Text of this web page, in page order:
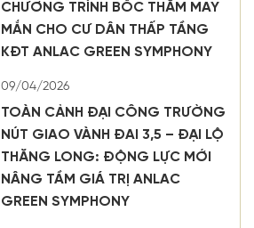
CHƯƠNG TRÌNH BỐC THĂM MAY
MẮN CHO CƯ DÂN THẤP TẦNG
KĐT ANLAC GREEN SYMPHONY
09/04/2026
TOÀN CẢNH ĐẠI CÔNG TRƯỜNG
NÚT GIAO VÀNH ĐAI 3,5 – ĐẠI LỘ
THĂNG LONG: ĐỘNG LỰC MỚI
NÂNG TẦM GIÁ TRỊ ANLAC
GREEN SYMPHONY